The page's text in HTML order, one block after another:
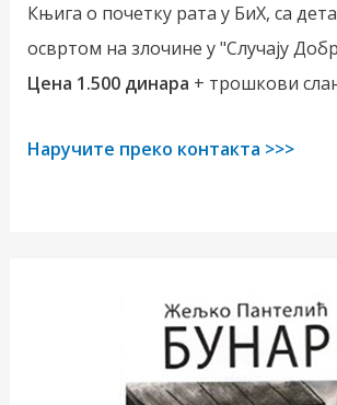
Књига о почетку рата у БиХ, са
освртом на злочине у "Случају
Цена 1.500 динара + трошкови
Наручите преко контакта >>>